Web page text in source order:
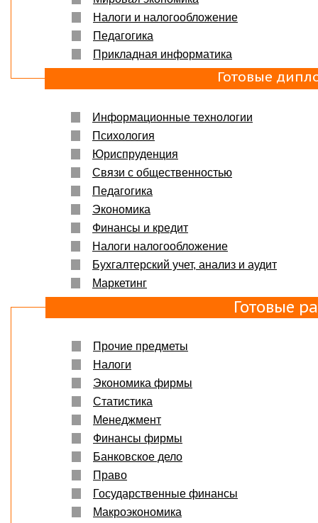
Налоги и налогообложение
Педагогика
Прикладная информатика
Готовые
Информационные технологии
Психология
Юриспруденция
Связи с общественностью
Педагогика
Экономика
Финансы и кредит
Налоги налогообложение
Бухгалтерский учет, анализ и аудит
Маркетинг
Готовые
Прочие предметы
Налоги
Экономика фирмы
Статистика
Менеджмент
Финансы фирмы
Банковское дело
Право
Государственные финансы
Макроэкономика